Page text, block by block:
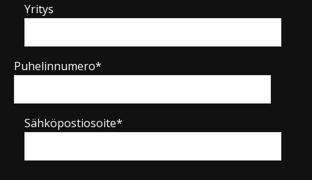
Yritys
Puhelinnumero*
Sähköpostiosoite*